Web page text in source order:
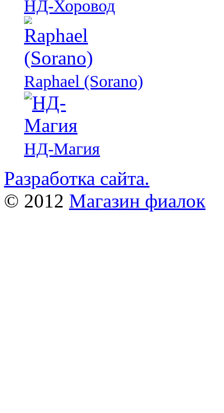
НД-Хоровод
Raphael (Sorano)
НД-Магия
Разработка сайта.
© 2012 Магазин фиалок